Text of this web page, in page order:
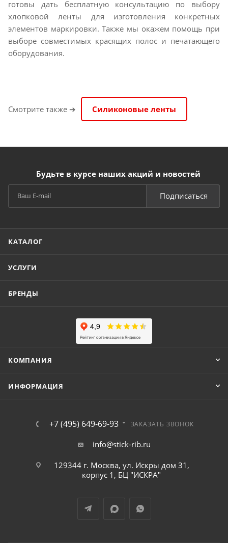
готовы дать бесплатную консультацию по выбору
хлопковой ленты для изготовления конкретных
элементов маркировки. Также мы окажем помощь при
выборе совместимых красящих полос и печатающего
оборудования.
Смотрите также ➔ Силиконовые ленты
Будьте в курсе наших акций и новостей
Подписаться
КАТАЛОГ
УСЛУГИ
БРЕНДЫ
КОМПАНИЯ
ИНФОРМАЦИЯ
+7 (495) 649-69-93 ЗАКАЗАТЬ ЗВОНОК
info@stick-rib.ru
129344 г. Москва, ул. Искры дом 31,
корпус 1, БЦ "ИСКРА"